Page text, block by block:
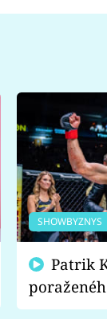
SHOWBYZNYS
fanoušci